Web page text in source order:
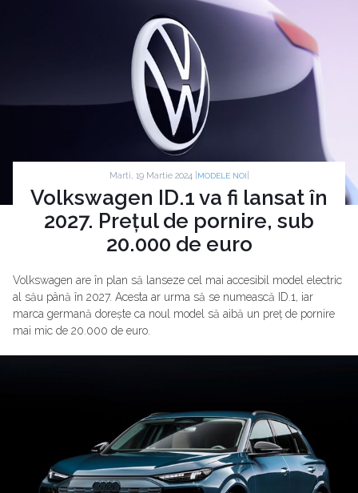
Marti, 19 Martie 2024 | MODELE NOI
Volkswagen ID.1 va fi lansat în
2027. Prețul de pornire, sub
20.000 de euro
Volkswagen are în plan să lanseze cel mai accesibil model electric
al său până în 2027. Acesta ar urma să se numească ID.1, iar
marca germană dorește ca noul model să aibă un preț de pornire
mai mic de 20.000 de euro.